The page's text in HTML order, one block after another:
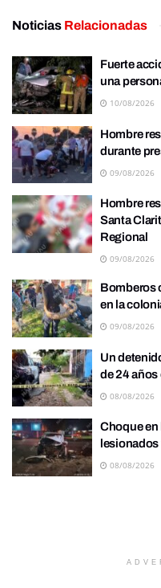
Noticias Relacionadas
Fuerte
una
10/08/2026
Hombre
durante
09/08/2026
Hombre
Santa
Regional
09/08/2026
Bomberos
en la
09/08/2026
Un
de 24 años
08/08/2026
Choque en
lesionados
08/08/2026